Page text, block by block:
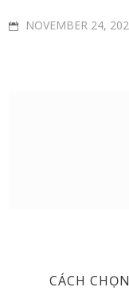
POSTEDNOVEMBER 24,
PostPREVIOUS
CÁCH